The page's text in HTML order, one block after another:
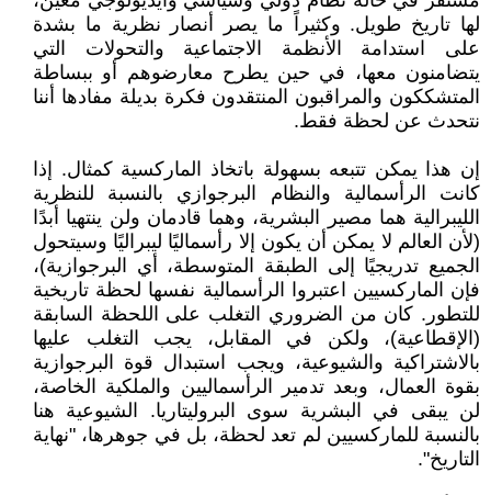
لها تاريخ طويل. وكثيراً ما يصر أنصار نظرية ما بشدة
على استدامة الأنظمة الاجتماعية والتحولات التي
يتضامنون معها، في حين يطرح معارضوهم أو ببساطة
المتشككون والمراقبون المنتقدون فكرة بديلة مفادها أننا
نتحدث عن لحظة فقط.
إن هذا يمكن تتبعه بسهولة باتخاذ الماركسية كمثال. إذا
كانت الرأسمالية والنظام البرجوازي بالنسبة للنظرية
الليبرالية هما مصير البشرية، وهما قادمان ولن ينتهيا أبدًا
(لأن العالم لا يمكن أن يكون إلا رأسماليًا ليبراليًا وسيتحول
الجميع تدريجيًا إلى الطبقة المتوسطة، أي البرجوازية)،
فإن الماركسيين اعتبروا الرأسمالية نفسها لحظة تاريخية
للتطور. كان من الضروري التغلب على اللحظة السابقة
(الإقطاعية)، ولكن في المقابل، يجب التغلب عليها
بالاشتراكية والشيوعية، ويجب استبدال قوة البرجوازية
بقوة العمال، وبعد تدمير الرأسماليين والملكية الخاصة،
لن يبقى في البشرية سوى البروليتاريا. الشيوعية هنا
بالنسبة للماركسيين لم تعد لحظة، بل في جوهرها، "نهاية
التاريخ".